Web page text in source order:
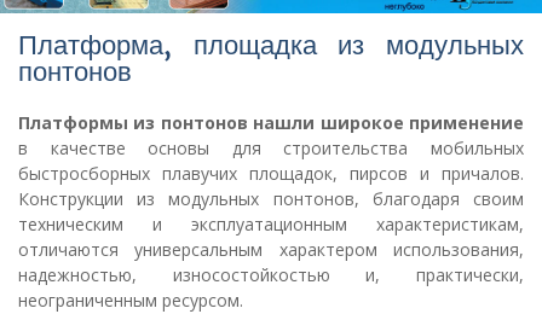
Платформа, площадка из модульных
понтонов
Платформы из понтонов нашли широкое применение
в качестве основы для строительства мобильных
быстросборных плавучих площадок, пирсов и причалов.
Конструкции из модульных понтонов, благодаря своим
техническим и эксплуатационным характеристикам,
отличаются универсальным характером использования,
надежностью, износостойкостью и, практически,
неограниченным ресурсом.